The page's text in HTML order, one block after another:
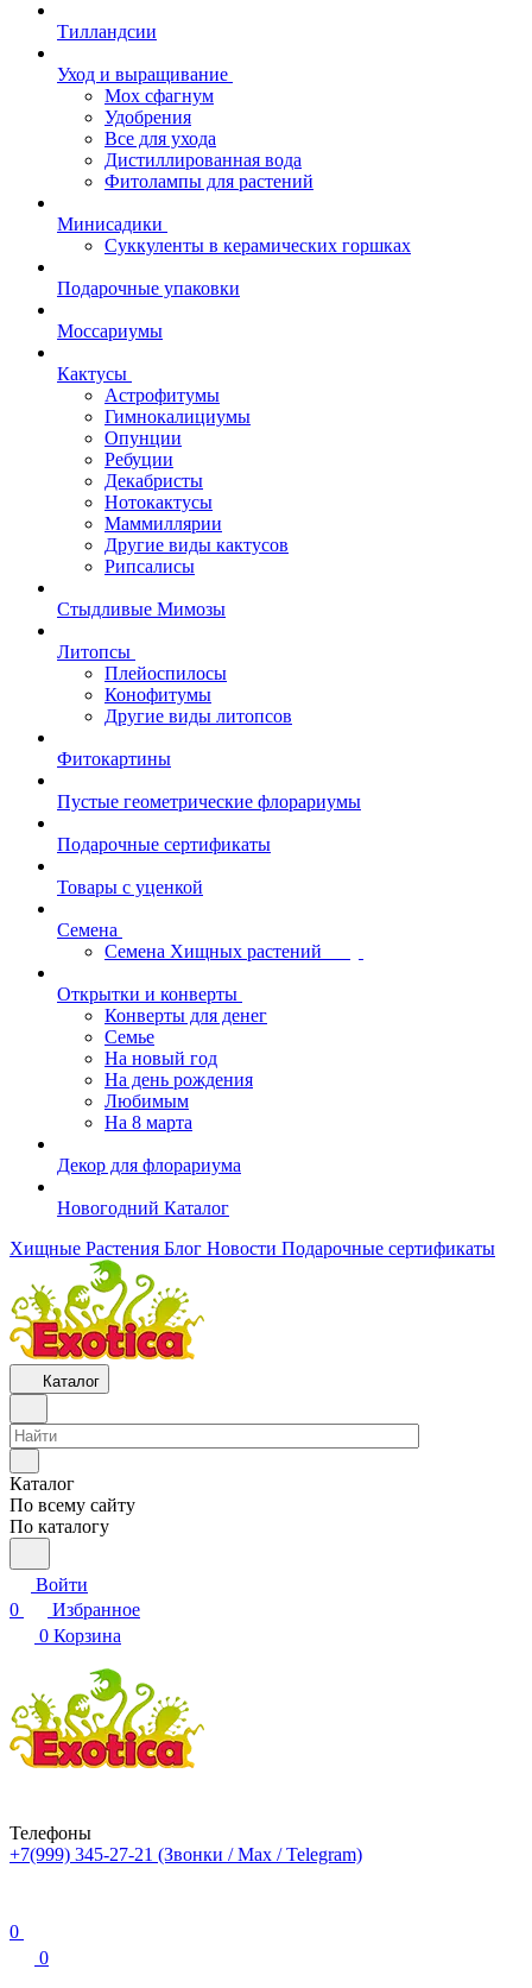
Тилландсии
Уход и выращивание
Мох сфагнум
Удобрения
Все для ухода
Дистиллированная вода
Фитолампы для растений
Минисадики
Суккуленты в керамических горшках
Подарочные упаковки
Моссариумы
Кактусы
Астрофитумы
Гимнокалициумы
Опунции
Ребуции
Декабристы
Нотокактусы
Маммиллярии
Другие виды кактусов
Рипсалисы
Стыдливые Мимозы
Литопсы
Плейоспилосы
Конофитумы
Другие виды литопсов
Фитокартины
Пустые геометрические флорариумы
Подарочные сертификаты
Товары с уценкой
Семена
Семена Хищных растений
Открытки и конверты
Конверты для денег
Семье
На новый год
На день рождения
Любимым
На 8 марта
Декор для флорариума
Новогодний Каталог
Хищные Растения Блог Новости Подарочные сертификаты
Каталог
Каталог
По всему сайту
По каталогу
Войти
0
Избранное
0 Корзина
Телефоны
+7(999) 345-27-21 (Звонки / Max / Telegram)
0
0